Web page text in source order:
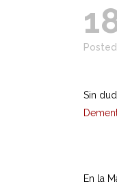
Sin
En la